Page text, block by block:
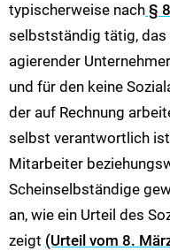
typischerweise nach §
selbstständig tätig,
agierender
und für den keine
der auf Rechnung
selbst verantwortlich
Mitarbeiter
Scheinselbständige
an, wie ein Urteil des
zeigt (Urteil vom 8.